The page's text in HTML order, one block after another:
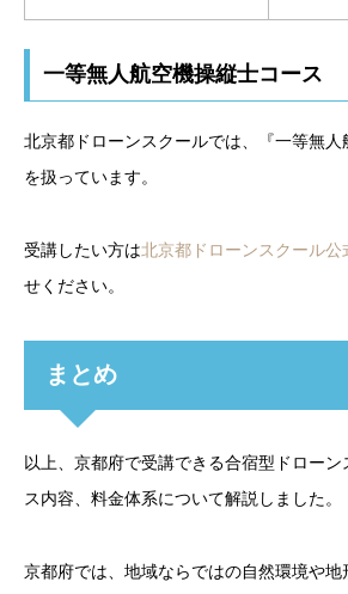
一等無人航空機操縦士コース
北京都ドローンスクールでは、『一等無人
を扱っています。
受講したい方は北京都ドローンスクール公
せください。
まとめ
以上、京都府で受講できる合宿型ドロー
ス内容、料金体系について解説しました。
京都府では、地域ならではの自然環境や